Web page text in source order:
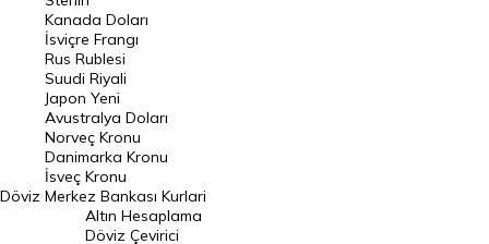
Frank Kuru
Riyal Kuru
Avustralya Doları
Danimarka Kronu Kuru
Kanada Doları Kuru
Norveç Kronu Kuru
İsveç Kronu Kuru
Döviz
Kanada Doları
İsviçre Frangı
Rus Rublesi
Suudi Riyali
Japon Yeni
Avustralya Doları
Norveç Kronu
Danimarka Kronu
İsveç Kronu
Merkez Bankası Kurlari
Altın Hesaplama
Döviz Çevirici